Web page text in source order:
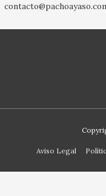
Aviso Legal